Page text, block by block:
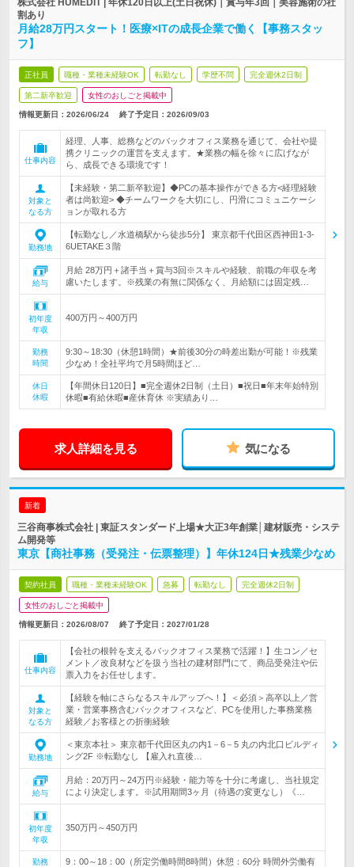
株式会社 HUMEDIT | 年休120日以上(土日祝休)｜賞与年3回｜美容施術の社
割あり
月給28万円スタート！医療×ITの成長企業で働く【事務スタッ
フ】
正社員 職種・業種未経験OK 転勤なし 学歴不問 完全週休2日制
第二新卒歓迎 女性のおしごと掲載中
情報更新日：2026/06/24 終了予定日： 2026/09/03
仕事内容
経理、人事、総務などのバックオフィス業務を通じて、会社や提
携クリニックの運営を支えます。★業務の幅を徐々に広げなが
ら、成長できる環境です！
対象と
なる方
【未経験・第二新卒歓迎】◆PCの基本操作ができる方<経理経験
者は尚歓迎> ◆チームワークを大切にし、円滑にコミュニケーシ
ョンが取れる方
勤務地
【転勤なし／水道橋駅から徒歩5分】 東京都千代田区西神田1-3-
6UETAKE３階
給与
月給 28万円＋諸手当＋賞与3回※スキルや経験、前職の年収を考
慮いたします。※残業の有無に関係なく、月給額には固定残…
初年度
年収
400万円～400万円
勤務
時間
9:30～18:30（休憩1時間）★前後30分の時差出勤が可能！※残業
少なめ！全社平均で月5時間ほど…
休日
休暇
【年間休日120日】■完全週休2日制（土日）■祝日■年末年始特別
休暇■有給休暇■産休育休 ※実績あり…
求人詳細を見る 気になる
新着
三谷商事株式会社 | 東証スタンダード上場★大正3年創業│建材販売・システ
ム開発等
東京【商社事務（受発注・伝票整理）】年休124日★残業少なめ
契約社員 職種・業種未経験OK 急募 転勤なし 完全週休2日制
女性のおしごと掲載中
情報更新日：2026/08/07 終了予定日： 2027/01/28
仕事内容
【会社の根幹を支えるバックオフィス業務で活躍！】生コン／セ
メント／改良材などを扱う当社の建材部門にて、商品受発注や伝
票入力をお任せします。
対象と
なる方
【経験を軸にさらなるスキルアップへ！】＜必須＞高卒以上／営
業・営業事務含むバックオフィスなど、PCを使用した事務業務
経験／お客様との折衝経験
勤務地
＜東京本社＞ 東京都千代田区丸の内1－6－5 丸の内北口ビルディ
ング2F ※転勤なし 【雇入れ直後…
給与
月給：20万円～24万円※経験・能力等を十分に考慮し、当社規定
により決定します。※試用期間3ヶ月（待遇の変更なし）《…
初年度
年収
350万円～450万円
勤務
9：00～18：00（所定労働時間8時間）休憩：60分 時間外労働有